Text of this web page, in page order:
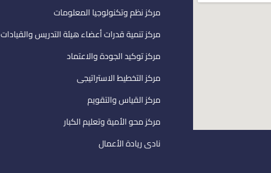
مركز نظم وتكنولوجيا المعلومات
مركز تنمية قدرات أعضاء هيئة التدريس والقيادات
مركز توكيد الجودة والاعتماد
مركز التخطيط الاستراتيجى
مركز القياس والتقويم
مركز محو الأمية وتعليم الكبار
نادى ريادة الأعمال